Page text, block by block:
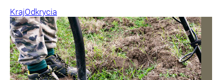
KrajOdkrycia